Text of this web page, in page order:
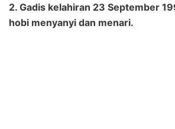
2. Gadis kelahiran 23 September
hobi menyanyi dan menari.